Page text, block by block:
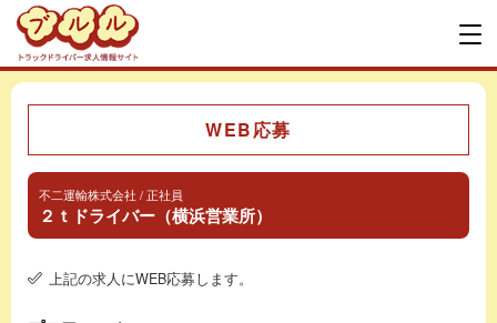
WEB応募
不二運輸株式会社 / 正社員
２ｔドライバー（横浜営業所）
上記の求人にWEB応募します。